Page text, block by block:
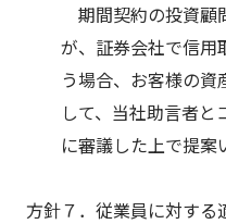
期間契約の投資顧
が、証券会社で信用
う場合、お客様の
して、当社助言者
に審議した上で提案
方針７．従業員に対す